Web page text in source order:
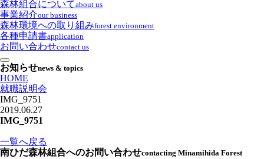
森林組合についてabout us
事業紹介our business
森林環境への取り組みforest environment
各種申請書application
お問い合わせcontact us
お知らせnews & topics
HOME
就職説明会
IMG_9751
2019.06.27
IMG_9751
一覧へ戻る
南ひだ森林組合へのお問い合わせcontacting Minamihida Forest